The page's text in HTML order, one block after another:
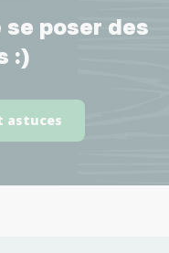
se poser des
:)
astuces